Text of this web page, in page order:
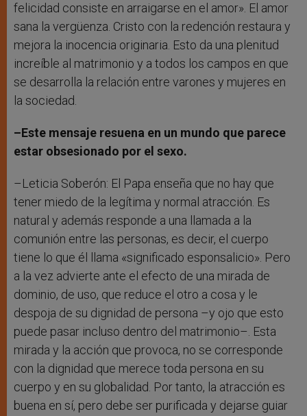
felicidad consiste en arraigarse en el amor». El amor
sana la vergüenza. Cristo con la redención restaura y
mejora la inocencia originaria. Esto da una plenitud
increíble al matrimonio y a todos los campos en que
se desarrolla la relación entre varones y mujeres en
la sociedad.
–Este mensaje resuena en un mundo que parece
estar obsesionado por el sexo.
–Leticia Soberón: El Papa enseña que no hay que
tener miedo de la legítima y normal atracción. Es
natural y además responde a una llamada a la
comunión entre las personas, es decir, el cuerpo
tiene lo que él llama «significado esponsalicio». Pero
a la vez advierte ante el efecto de una mirada de
dominio, de uso, que reduce el otro a cosa y le
despoja de su dignidad de persona –y ojo que esto
puede pasar incluso dentro del matrimonio–. Esta
mirada y la acción que provoca, no se corresponde
con la dignidad que merece toda persona en su
cuerpo y en su globalidad. Por tanto, la atracción es
buena en sí, pero debe ser purificada y dejarse guiar